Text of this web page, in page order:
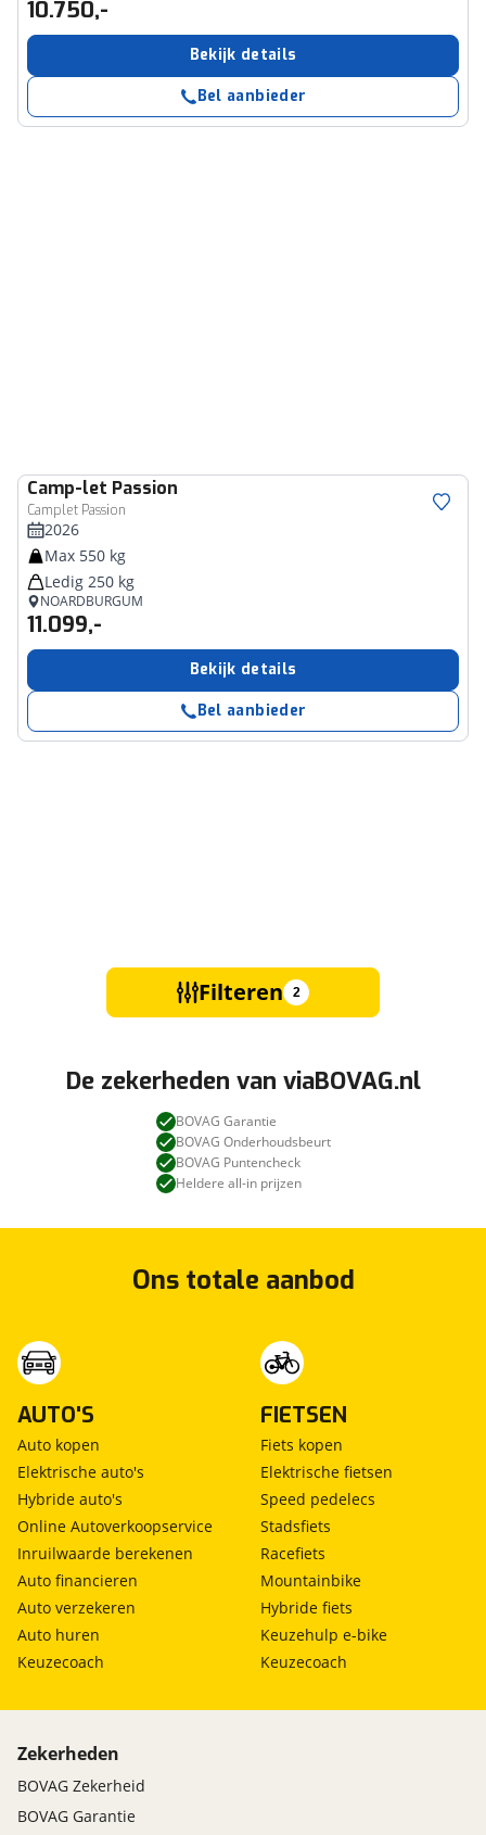
10.750,-
Bekijk details
Bel aanbieder
Camp-let Passion
Camplet Passion
2026
Max 550 kg
Ledig 250 kg
NOARDBURGUM
11.099,-
Bekijk details
Bel aanbieder
Filteren 2
De zekerheden van viaBOVAG.nl
BOVAG Garantie
BOVAG Onderhoudsbeurt
BOVAG Puntencheck
Heldere all-in prijzen
Ons totale aanbod
AUTO'S
Auto kopen
Elektrische auto's
Hybride auto's
Online Autoverkoopservice
Inruilwaarde berekenen
Auto financieren
Auto verzekeren
Auto huren
Keuzecoach
FIETSEN
Fiets kopen
Elektrische fietsen
Speed pedelecs
Stadsfiets
Racefiets
Mountainbike
Hybride fiets
Keuzehulp e-bike
Keuzecoach
Zekerheden
BOVAG Zekerheid
BOVAG Garantie